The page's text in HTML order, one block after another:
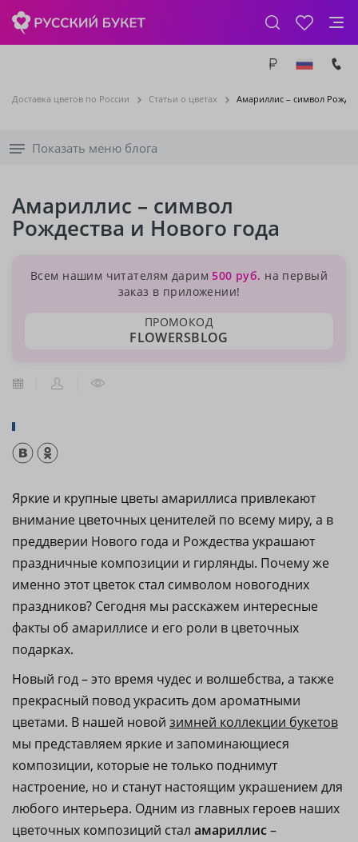
Доставка цветов по России Статьи о цветах Амариллис – символ
Показать меню блога
Амариллис – символ
Рождества и Нового года
Всем нашим читателям дарим500 руб. на первый
заказ в приложении!
ПРОМОКОД
FLOWERSBLOG
Яркие и крупные цветы амариллиса привлекают
внимание цветочных ценителей по всему миру, а в
преддверии Нового года и Рождества украшают
праздничные композиции и гирлянды. Почему же
именно этот цветок стал символом новогодних
праздников? Сегодня мы расскажем интересные
факты об амариллисе и его роли в цветочных
подарках.
Новый год – это время чудес и волшебства, а также
прекрасный повод украсить дом ароматными
цветами. В нашей новой зимней коллекции букетов
мы представляем яркие и запоминающиеся
композиции, которые не только поднимут
настроение, но и станут настоящим украшением для
любого интерьера. Одним из главных героев наших
цветочных композиций стал амариллис–